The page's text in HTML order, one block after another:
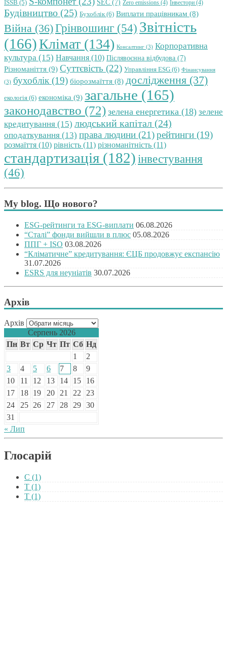
ISSB (5) SEC (7) Zero emissions (4) Інвестори (4)
Будівництво (25) Бухоблік(6) Виплати працівникам (8)
Війна (36)Грінвошинг (54) Звітність
(166)Клімат (134) Консалтинг (3) Корпоративна
культура (15) Навчання (10) Післявоєнна відбудова (7)
Різноманіття (9) Суттєвість (22) Управління ESG (6) Фінансування
(3) бухоблік (19) біорозмаїття (8) дослідження (37)
екологія (6) економіка (9) загальне (165)
законодавство (72) зелена енергетика (18) зелене
кредитування (15) людський капітал (24)
оподаткування (13) права людини (21)рейтинги (19)
розмаїття (10) рівність (11) різноманітність (11)
стандартизація (182) інвестування
(46)
My blog. Що нового?
ESG-рейтинги та ESG-виплати 06.08.2026
“Сталі” фонди вийшли в плюс 05.08.2026
ППГ + ISO 03.08.2026
“Кліматичне” кредитування: ЄЦБ продовжує експансію
31.07.2026
ESRS для неуніатів 30.07.2026
Архів
Архів
Серпень 2026
Пн Вт Ср Чт Пт Сб Нд
1
2
3
4 5 6 7 8
9
10
11 12 13 14 15
16
17
18 19 20 21 22
23
24
25 26 27 28 29 30
31
« Лип
Глосарій
C (1)
T (1)
Т (1)